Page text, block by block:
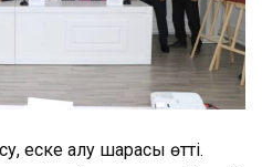
еске алу шарасы өтті.